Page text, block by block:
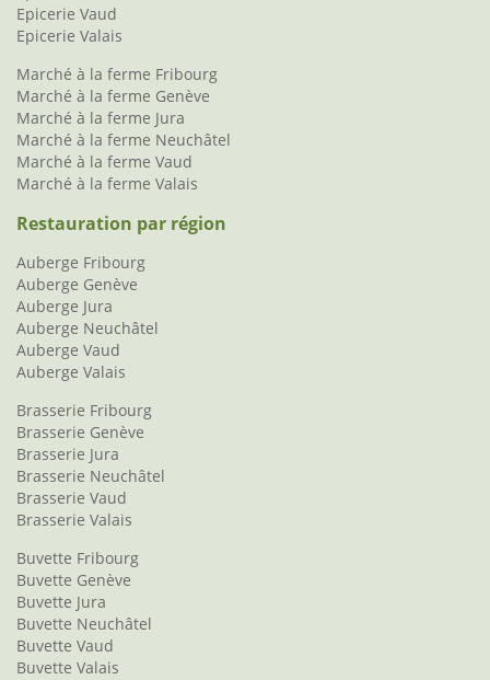
Epicerie Vaud
Epicerie Valais
Marché à la ferme Fribourg
Marché à la ferme Genève
Marché à la ferme Jura
Marché à la ferme Neuchâtel
Marché à la ferme Vaud
Marché à la ferme Valais
Restauration par région
Auberge Fribourg
Auberge Genève
Auberge Jura
Auberge Neuchâtel
Auberge Vaud
Auberge Valais
Brasserie Fribourg
Brasserie Genève
Brasserie Jura
Brasserie Neuchâtel
Brasserie Vaud
Brasserie Valais
Buvette Fribourg
Buvette Genève
Buvette Jura
Buvette Neuchâtel
Buvette Vaud
Buvette Valais